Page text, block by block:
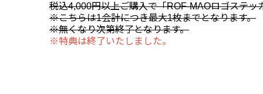
税込4,000円以上ご購入で「ROF-MAOロゴステッ
※こちらは1会計につき最大1枚までとなります。
※無くなり次第終了となります。
※特典は終了いたしました。